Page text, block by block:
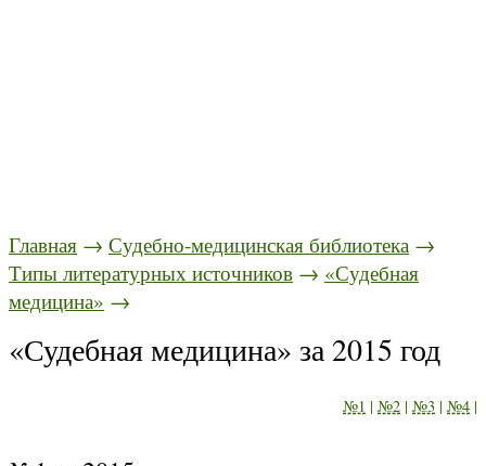
Главная → Судебно-медицинская библиотека →
Типы литературных источников → «Судебная
медицина» →
«Судебная медицина» за 2015 год
№1 | №2 | №3 | №4 |